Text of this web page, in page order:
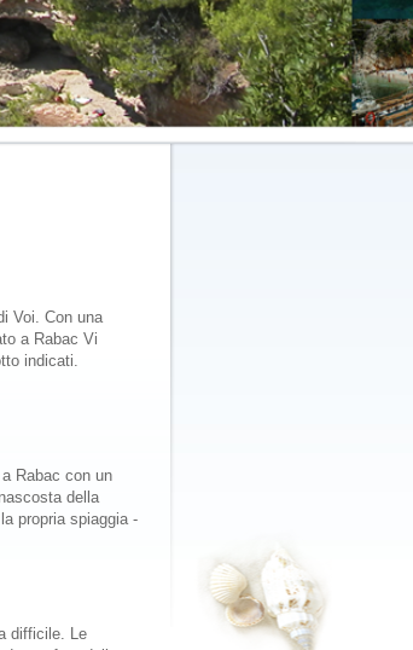
Voi. Con una
a Rabac Vi
indicati.
Rabac con un
della
propria spiaggia -
difficile. Le